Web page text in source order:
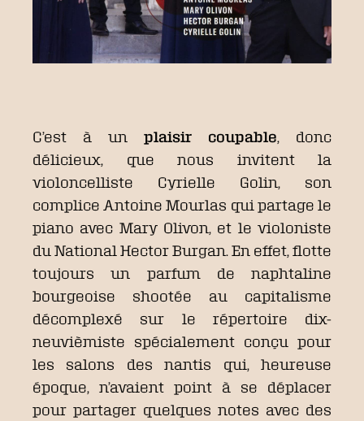
C’est à un plaisir coupable, donc
délicieux, que nous invitent la
violoncelliste Cyrielle Golin, son
complice Antoine Mourlas qui partage le
piano avec Mary Olivon, et le violoniste
du National Hector Burgan. En effet, flotte
toujours un parfum de naphtaline
bourgeoise shootée au capitalisme
décomplexé sur le répertoire dix-
neuvièmiste spécialement conçu pour
les salons des nantis qui, heureuse
époque, n’avaient point à se déplacer
pour partager quelques notes avec des